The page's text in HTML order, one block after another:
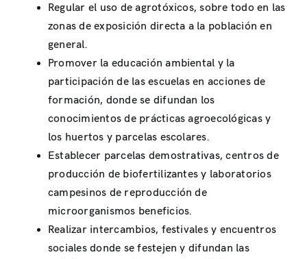
Regular el uso de agrotóxicos, sobre todo en las
zonas de exposición directa a la población en
general.
Promover la educación ambiental y la
participación de las escuelas en acciones de
formación, donde se difundan los
conocimientos de prácticas agroecológicas y
los huertos y parcelas escolares.
Establecer parcelas demostrativas, centros de
producción de biofertilizantes y laboratorios
campesinos de reproducción de
microorganismos beneficios.
Realizar intercambios, festivales y encuentros
sociales donde se festejen y difundan las